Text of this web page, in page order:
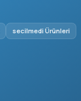
secilmedi Ürünleri